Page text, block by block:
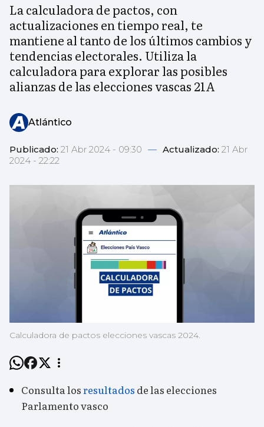
La calculadora de pactos, con
actualizaciones en tiempo real, te
mantiene al tanto de los últimos cambios y
tendencias electorales. Utiliza la
calculadora para explorar las posibles
alianzas de las elecciones vascas 21A
Atlántico
Publicado: 21 Abr 2024 - 09:30 — Actualizado: 21 Abr
2024 - 22:22
Calculadora de pactos elecciones vascas 2024.
Consulta losresultados de las elecciones
Parlamento vasco